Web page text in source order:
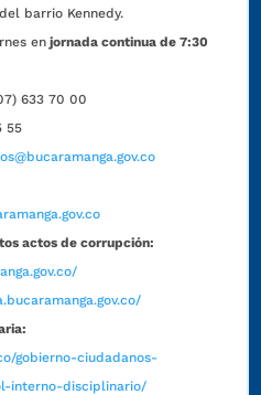
barrio Kennedy.
en jornada continua de 7:30
633 70 00
55
actos de corrupción:
gobierno-ciudadanos-
interno-disciplinario/